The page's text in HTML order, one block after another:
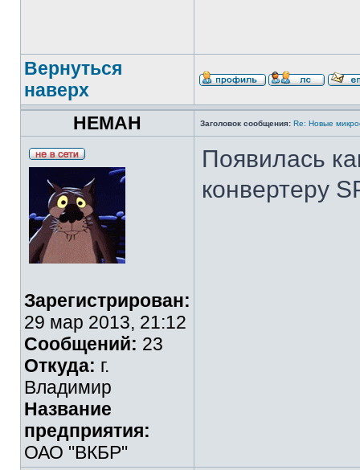
Вернуться
наверх
HEMAH
Заголовок сообщения: Re: Новые
Зарегистрирован:
29 мар 2013, 21:12
Сообщений: 23
Откуда: г.
Владимир
Название
предприятия:
ОАО "ВКБР"
Появилась
конвертеру